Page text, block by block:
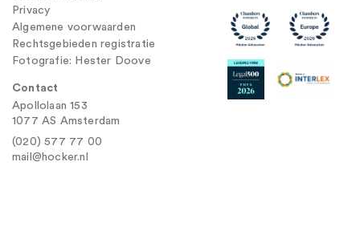
Privacy
Algemene voorwaarden
Rechtsgebieden registratie
Fotografie: Hester Doove
Contact
Apollolaan 153
1077 AS Amsterdam
(020) 577 77 00
mail@hocker.nl